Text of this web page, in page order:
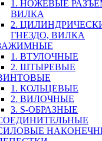
1. НОЖЕВЫЕ
ВИЛКА
2.
ГНЕЗДО, ВИЛКА
1. ВТУЛОЧНЫЕ
2. ШТЫРЕВЫЕ
1. КОЛЬЦЕВЫЕ
2. ВИЛОЧНЫЕ
3. S-ОБРАЗНЫЕ